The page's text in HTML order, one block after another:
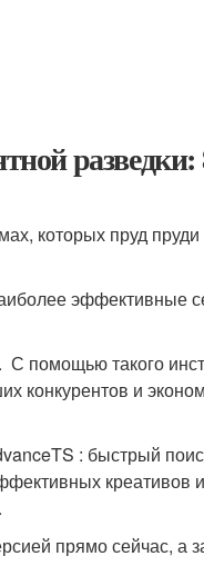
которых пруд пруди
эффективные
С помощью такого
и
: быстрый
креативов
прямо сейчас, а